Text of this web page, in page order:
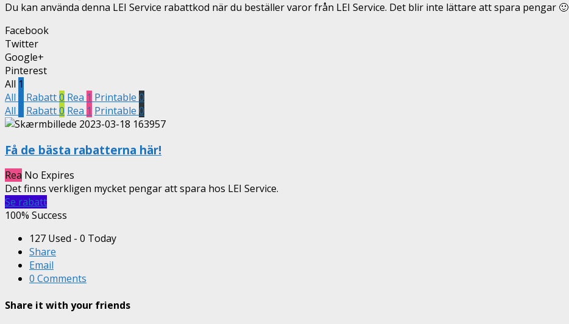
Du kan använda denna LEI Service rabattkod när du beställer varor från LEI Service. Det blir inte lättare att spara pengar 🙂
Facebook
Twitter
Google+
Pinterest
All 1
All
Rabatt0 Rea 1 Printable 0
All
Rabatt0 Rea 1 Printable 0
Få de bästa rabatterna här!
Rea No Expires
Det finns verkligen mycket pengar att spara hos LEI Service.
Se rabatt
100% Success
127 Used - 0 Today
Share
Email
0 Comments
Share it with your friends